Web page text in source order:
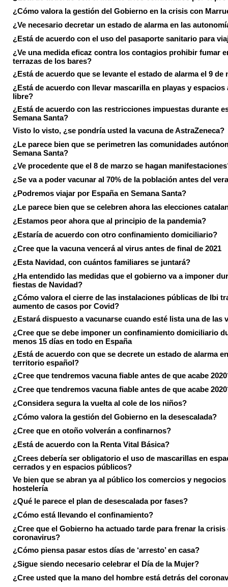
¿Cómo valora la gestión del Gobierno en la crisis con
¿Ve necesario decretar un estado de alarma en las
¿Está de acuerdo con el uso del pasaporte sanitario para
¿Ve una medida eficaz contra los contagios prohibir fumar
terrazas de los bares?
¿Está de acuerdo que se levante el estado de alarma el 9 de
¿Está de acuerdo con llevar mascarilla en playas y espacios
libre?
¿Está de acuerdo con las restricciones impuestas durante
Semana Santa?
Visto lo visto, ¿se pondría usted la vacuna de AstraZeneca?
¿Le parece bien que se perimetren las comunidades
Semana Santa?
¿Ve procedente que el 8 de marzo se hagan
¿Se va a poder vacunar al 70% de la población antes del
¿Podremos viajar por España en Semana Santa?
¿Le parece bien que se celebren ahora las elecciones
¿Estamos peor ahora que al principio de la pandemia?
¿Estaría de acuerdo con otro confinamiento domiciliario?
¿Cree que la vacuna vencerá al virus antes de final de 2021
¿Esta Navidad, con cuántos familiares se juntará?
¿Ha entendido las medidas que el gobierno va a imponer
fiestas de Navidad?
¿Cómo valora el cierre de las instalaciones públicas de Ibi
aumento de casos por Covid?
¿Estará dispuesto a vacunarse cuando esté lista una de las
¿Cree que se debe imponer un confinamiento domiciliario
menos 15 días en todo en España
¿Está de acuerdo con que se decrete un estado de alarma
territorio español?
¿Cree que tendremos vacuna fiable antes de que acabe
¿Cree que tendremos vacuna fiable antes de que acabe
¿Considera segura la vuelta al cole de los niños?
¿Cómo valora la gestión del Gobierno en la desescalada?
¿Cree que en otoño volverán a confinarnos?
¿Está de acuerdo con la Renta Vital Básica?
¿Crees debería ser obligatorio el uso de mascarillas en
cerrados y en espacios públicos?
Ve bien que se abran ya al público los comercios y negocios
hostelería
¿Qué le parece el plan de desescalada por fases?
¿Cómo está llevando el confinamiento?
¿Cree que el Gobierno ha actuado tarde para frenar la crisis
coronavirus?
¿Cómo piensa pasar estos días de ‘arresto’ en casa?
¿Sigue siendo necesario celebrar el Día de la Mujer?
¿Cree usted que la mano del hombre está detrás del